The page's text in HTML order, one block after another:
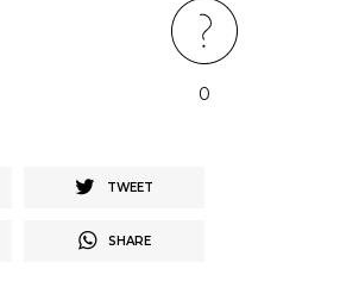
0
TWEET
SHARE